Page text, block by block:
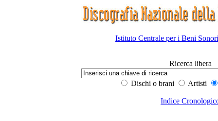
Istituto Centrale per i Beni
Ricerca libera
Dischi o brani Artisti
Indice